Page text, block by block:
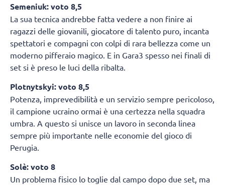
Semeniuk: voto 8,5
La sua tecnica andrebbe fatta vedere a non finire ai
ragazzi delle giovanili, giocatore di talento puro, incanta
spettatori e compagni con colpi di rara bellezza come un
moderno pifferaio magico. E in Gara3 spesso nei finali di
set si è preso le luci della ribalta.
Plotnytskyi: voto 8,5
Potenza, imprevedibilità e un servizio sempre pericoloso,
il campione ucraino ormai è una certezza nella squadra
umbra. A questo si unisce un lavoro in seconda linea
sempre più importante nelle economie del gioco di
Perugia.
Solè: voto 8
Un problema fisico lo toglie dal campo dopo due set, ma